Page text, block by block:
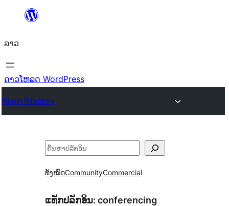
ທີ່
ເນື້ອຫາ
ລາວ
ດາວໂຫລດ WordPress
Plugin Directory
ຄົ້ນຫາ
ທັງໝົດCommunityCommercial
ແທັກປລັກອິນ: conferencing